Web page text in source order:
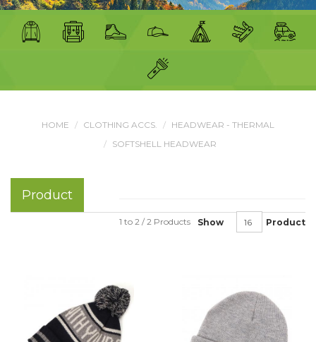
HOME CLOTHING ACCS.
HEADWEAR - THERMAL
SOFTSHELL HEADWEAR
Product
Show Product
1 to 2 / 2 Products